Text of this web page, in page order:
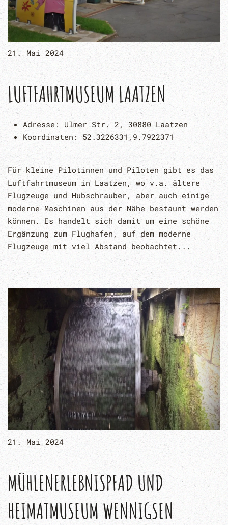
21. Mai 2024
LUFTFAHRTMUSEUM LAATZEN
Adresse: Ulmer Str. 2, 30880 Laatzen
Koordinaten:52.3226331,9.7922371
Für kleine Pilotinnen und Piloten gibt es das
Luftfahrtmuseum in Laatzen, wo v.a. ältere
Flugzeuge und Hubschrauber, aber auch einige
moderne Maschinen aus der Nähe bestaunt werden
können. Es handelt sich damit um eine schöne
Ergänzung zum Flughafen, auf dem moderne
Flugzeuge mit viel Abstand beobachtet...
21. Mai 2024
MÜHLENERLEBNISPFAD UND
HEIMATMUSEUM WENNIGSEN